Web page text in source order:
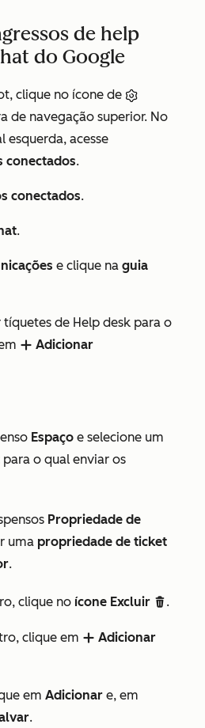
de help
do Google
clique no ícone de
de navegação superior. No
esquerda, acesse
conectados.
conectados.
.
e clique na guia
tíquetes de Help desk para o
add Adicionar
Espaço e selecione um
para o qual enviar os
Propriedade de
uma propriedade de ticket
.
clique no ícone Excluir delete.
clique em add Adicionar
em Adicionar e, em
.